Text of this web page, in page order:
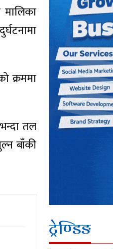
क्रममा
तल
बाँकी
ट्रेण्डिङ